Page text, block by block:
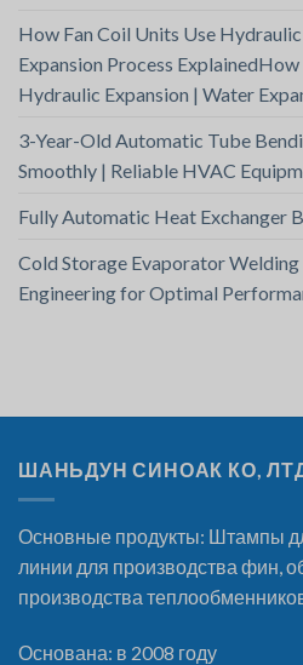
How Fan Coil Units Use
Expansion Process
Hydraulic Expansion | Water
3-Year-Old Automatic Tube
Smoothly | Reliable HVAC
Fully Automatic Heat Exchanger
Cold Storage Evaporator Welding
Engineering for Optimal
ШАНЬДУН СИНОАК КО,
Основные продукты: Штампы
линии для производства фин,
производства теплообменников
Основана: в 2008 году